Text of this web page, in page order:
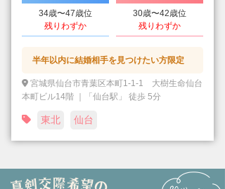
34歳〜47歳位
残りわずか
30歳〜42歳位
残りわずか
半年以内に結婚相手を見つけたい方限定
宮城県仙台市青葉区本町1-1-1 大樹生命仙台
本町ビル14階 ｜「仙台駅」 徒歩 5分
東北 仙台